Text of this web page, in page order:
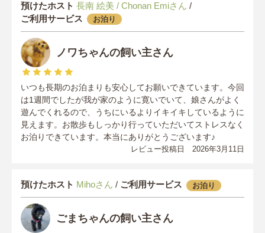
預けたホスト 長南 絵美 / Chonan Emiさん /
ご利用サービス
お泊り
ノワちゃんの飼い主さん
いつも長期のお泊まりも安心してお願いできています。今回
は1週間でしたが我が家のように寛いでいて、娘さんがよく
遊んでくれるので、うちにいるよりイキイキしているように
見えます。お散歩もしっかり行っていただいてストレスなく
お泊りできています。本当にありがとうございます♪
レビュー投稿日 2026年3月11日
預けたホスト Mihoさん / ご利用サービス お泊り
ごまちゃんの飼い主さん